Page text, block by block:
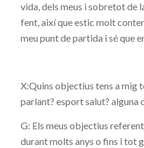
vida, dels meus i sobretot de
fent, així que estic molt
meu punt de partida i sé que
X:Quins objectius tens a mig
parlant? esport salut? alguna
G: Els meus objectius
durant molts anys o fins i tot